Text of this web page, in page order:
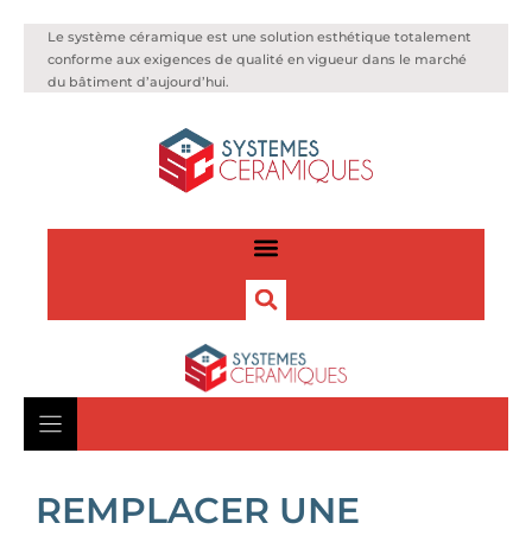
Le système céramique est une solution esthétique totalement
conforme aux exigences de qualité en vigueur dans le marché
du bâtiment d’aujourd’hui.
REMPLACER UNE